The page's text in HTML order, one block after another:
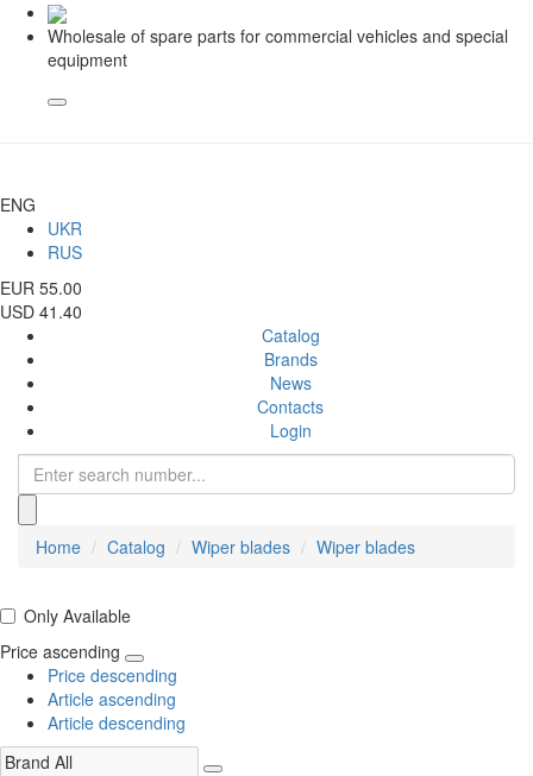
Wholesale of spare parts for commercial vehicles and special
equipment
ENG
UKR
RUS
EUR 55.00
USD 41.40
Catalog
Brands
News
Contacts
Login
Home Catalog Wiper blades Wiper blades
Only Available
Price ascending
Price descending
Article ascending
Article descending